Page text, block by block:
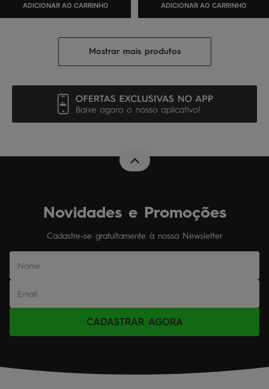
ADICIONAR AO CARRINHO ADICIONAR AO CARRINHO
Novidades e Promoções
Cadastre-se gratuitamente à nossa Newsletter
CADASTRAR AGORA